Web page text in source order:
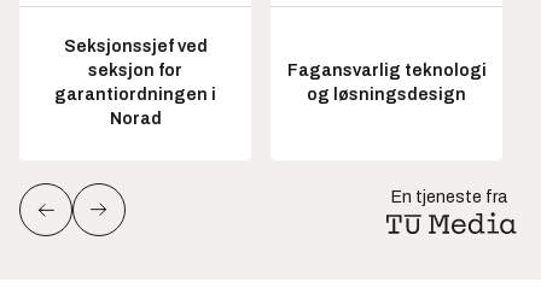
Seksjonssjef ved
seksjon for
garantiordningen i
Norad
Fagansvarlig teknologi
og løsningsdesign
En tjeneste fra